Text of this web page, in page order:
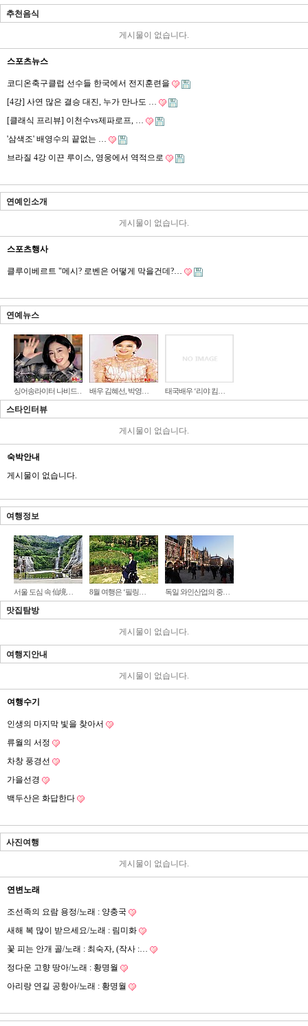
추천음식
게시물이 없습니다.
스포츠뉴스
코디온축구클럽 선수들 한국에서 전지훈련을
[4강] 사연 많은 결승 대진, 누가 만나도 …
[클래식 프리뷰] 이천수vs제파로프, …
'삼색조' 배영수의 끝없는 …
브라질 4강 이끈 루이스, 영웅에서 역적으로
연예인소개
게시물이 없습니다.
스포츠행사
클루이베르트 "메시? 로벤은 어떻게 막을건데?…
연예뉴스
싱어송라이터 나비드… 배우 김혜선, 박영… 태국배우 ‘리야 킴…
스타인터뷰
게시물이 없습니다.
숙박안내
게시물이 없습니다.
여행정보
서울 도심 속 仙境… 8월 여행은 ‘필링… 독일 와인산업의 중…
맛집탐방
게시물이 없습니다.
여행지안내
게시물이 없습니다.
여행수기
인생의 마지막 빛을 찾아서
류월의 서정
차창 풍경선
가을선경
백두산은 화답한다
사진여행
게시물이 없습니다.
연변노래
조선족의 요람 용정/노래 : 양충국
새해 복 많이 받으세요/노래 : 림미화
꽃 피는 안개 골/노래 : 최숙자, (작사 :…
정다운 고향 땅아/노래 : 황명월
아리랑 연길 공항아/노래 : 황명월